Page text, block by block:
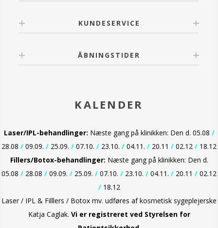
KUNDESERVICE
ÅBNINGSTIDER
KALENDER
Laser/IPL-behandlinger: Næste gang på klinikken: Den d. 05.08 /
28.08 / 09.09. / 25.09. / 07.10. / 23.10. / 04.11. / 20.11 / 02.12 / 18.12
Fillers/Botox-behandlinger: Næste gang på klinikken: Den d.
05.08 / 28.08 / 09.09. / 25.09. / 07.10. / 23.10. / 04.11. / 20.11 / 02.12
/18.12
Laser / IPL & Filllers / Botox mv. udføres af kosmetisk sygeplejerske
Katja Caglak. Vi er registreret ved Styrelsen for